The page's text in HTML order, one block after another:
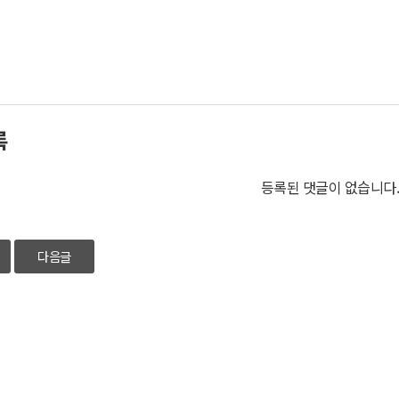
등록된 댓글이 없습니다.
다음글